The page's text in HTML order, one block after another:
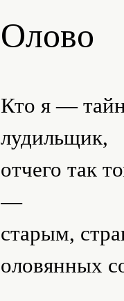
Олово
Кто я —
лудильщик,
отчего так
—
старым,
оловянных